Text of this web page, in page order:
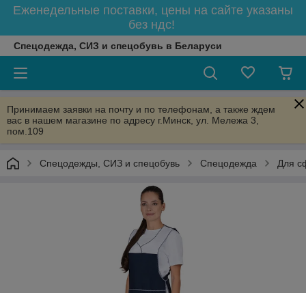
Еженедельные поставки, цены на сайте указаны
без ндс!
Спецодежда, СИЗ и спецобувь в Беларуси
Принимаем заявки на почту и по телефонам, а также ждем
вас в нашем магазине по адресу г.Минск, ул. Мележа 3,
пом.109
Спецодежды, СИЗ и спецобувь Спецодежда Для